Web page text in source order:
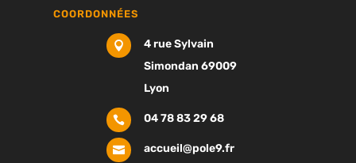
COORDONNÉES

4 rue Sylvain
Simondan 69009
Lyon
 04 78 83 29 68
 accueil@pole9.fr